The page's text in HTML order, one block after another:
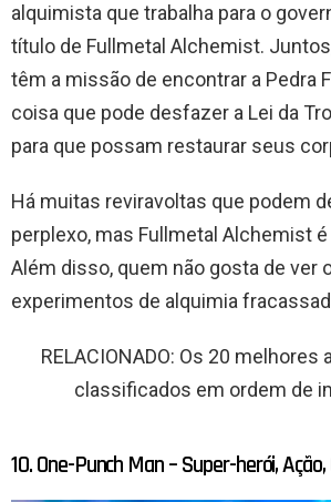
alquimista que trabalha para o
título de Fullmetal Alchemist.
têm a missão de encontrar a Pedra
coisa que pode desfazer a Lei da
para que possam restaurar seus
Há muitas reviravoltas que podem
perplexo, mas Fullmetal Alchemist
Além disso, quem não gosta de ver
experimentos de alquimia
RELACIONADO: Os 20 melhores
classificados em ordem de
10. One-Punch Man – Super-herói,